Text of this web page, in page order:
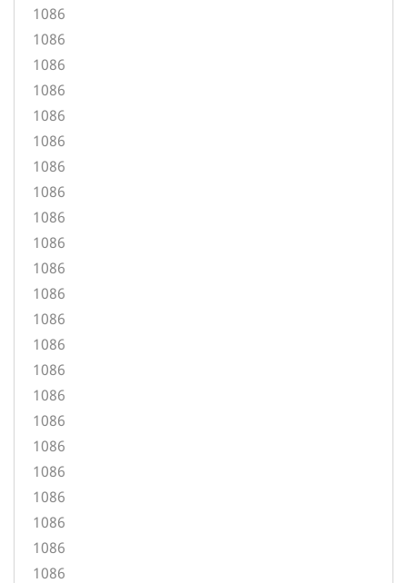
1086
1086
1086
1086
1086
1086
1086
1086
1086
1086
1086
1086
1086
1086
1086
1086
1086
1086
1086
1086
1086
1086
1086